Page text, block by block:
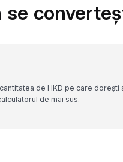
se
de HKD pe care dorești
de mai sus.